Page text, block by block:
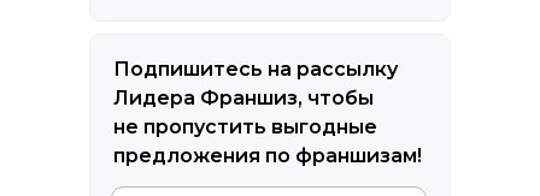
Подпишитесь на рассылку
Лидера Франшиз, чтобы
не пропустить выгодные
предложения по франшизам!